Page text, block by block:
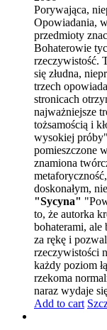
Porywająca,
Opowiadania,
przedmioty
Bohaterowie
rzeczywistość.
się złudna,
trzech
stronicach
najważniejsze
tożsamością i
wysokiej
pomieszczone
znamiona
doskonałym,
"Sycyna"
to, że autorka
bohaterami,
za rękę i
rzeczywistości
każdy poziom
rzekoma
naraz wydaje
Add to cart